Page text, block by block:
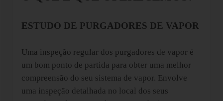
ESTUDO DE PURGADORES DE VAPOR
Uma inspeção regular dos purgadores de vapor é
um bom ponto de partida para obter uma melhor
compreensão do seu sistema de vapor. Envolve
uma inspeção detalhada no local dos seus